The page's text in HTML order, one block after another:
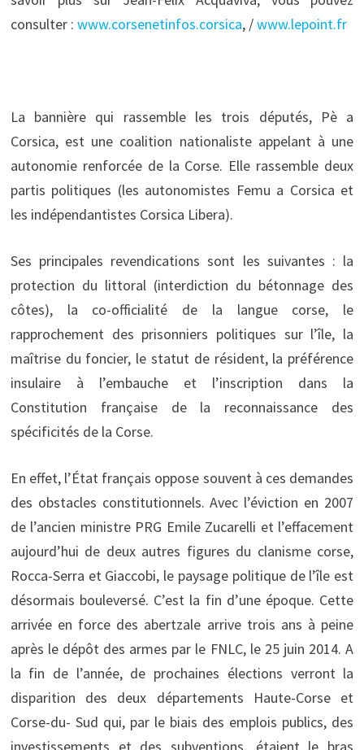
consulter : www.corsenetinfos.corsica, /www.lepoint.fr
La bannière qui rassemble les trois députés, Pè a
Corsica, est une coalition nationaliste appelant à une
autonomie renforcée de la Corse. Elle rassemble deux
partis politiques (les autonomistes Femu a Corsica et
les indépendantistes Corsica Libera).
Ses principales revendications sont les suivantes : la
protection du littoral (interdiction du bétonnage des
côtes), la co-officialité de la langue corse, le
rapprochement des prisonniers politiques sur l’île, la
maîtrise du foncier, le statut de résident, la préférence
insulaire à l’embauche et l’inscription dans la
Constitution française de la reconnaissance des
spécificités de la Corse.
En effet, l’État français oppose souvent à ces demandes
des obstacles constitutionnels. Avec l’éviction en 2007
de l’ancien ministre PRG Emile Zucarelli et l’effacement
aujourd’hui de deux autres figures du clanisme corse,
Rocca-Serra et Giaccobi, le paysage politique de l’île est
désormais bouleversé. C’est la fin d’une époque. Cette
arrivée en force des abertzale arrive trois ans à peine
après le dépôt des armes par le FNLC, le 25 juin 2014. A
la fin de l’année, de prochaines élections verront la
disparition des deux départements Haute-Corse et
Corse-du- Sud qui, par le biais des emplois publics, des